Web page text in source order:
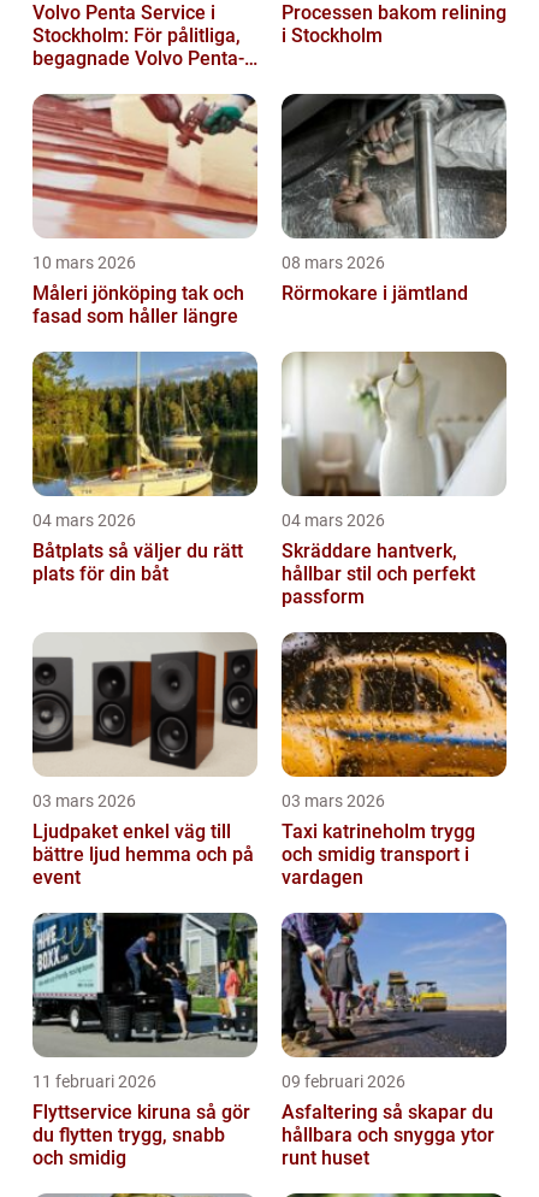
Volvo Penta Service i
Stockholm: För pålitliga,
begagnade Volvo Penta-
Processen bakom relining
i Stockholm
10 mars 2026
Måleri jönköping tak och
fasad som håller längre
08 mars 2026
Rörmokare i jämtland
04 mars 2026
Båtplats så väljer du rätt
plats för din båt
04 mars 2026
Skräddare hantverk,
hållbar stil och perfekt
passform
03 mars 2026
Ljudpaket enkel väg till
bättre ljud hemma och på
event
03 mars 2026
Taxi katrineholm trygg
och smidig transport i
vardagen
11 februari 2026
Flyttservice kiruna så gör
du flytten trygg, snabb
och smidig
09 februari 2026
Asfaltering så skapar du
hållbara och snygga ytor
runt huset